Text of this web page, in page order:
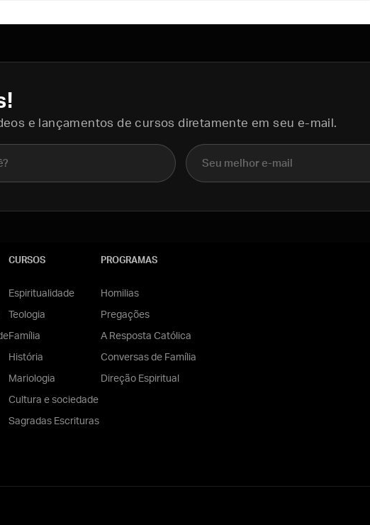
e lançamentos de cursos diretamente em seu e-mail.
E-mail
CURSOS
Espiritualidade
Teologia
Família
História
Mariologia
Cultura e sociedade
Sagradas Escrituras
PROGRAMAS
Homilias
Pregações
A Resposta Católica
Conversas de Família
Direção Espiritual